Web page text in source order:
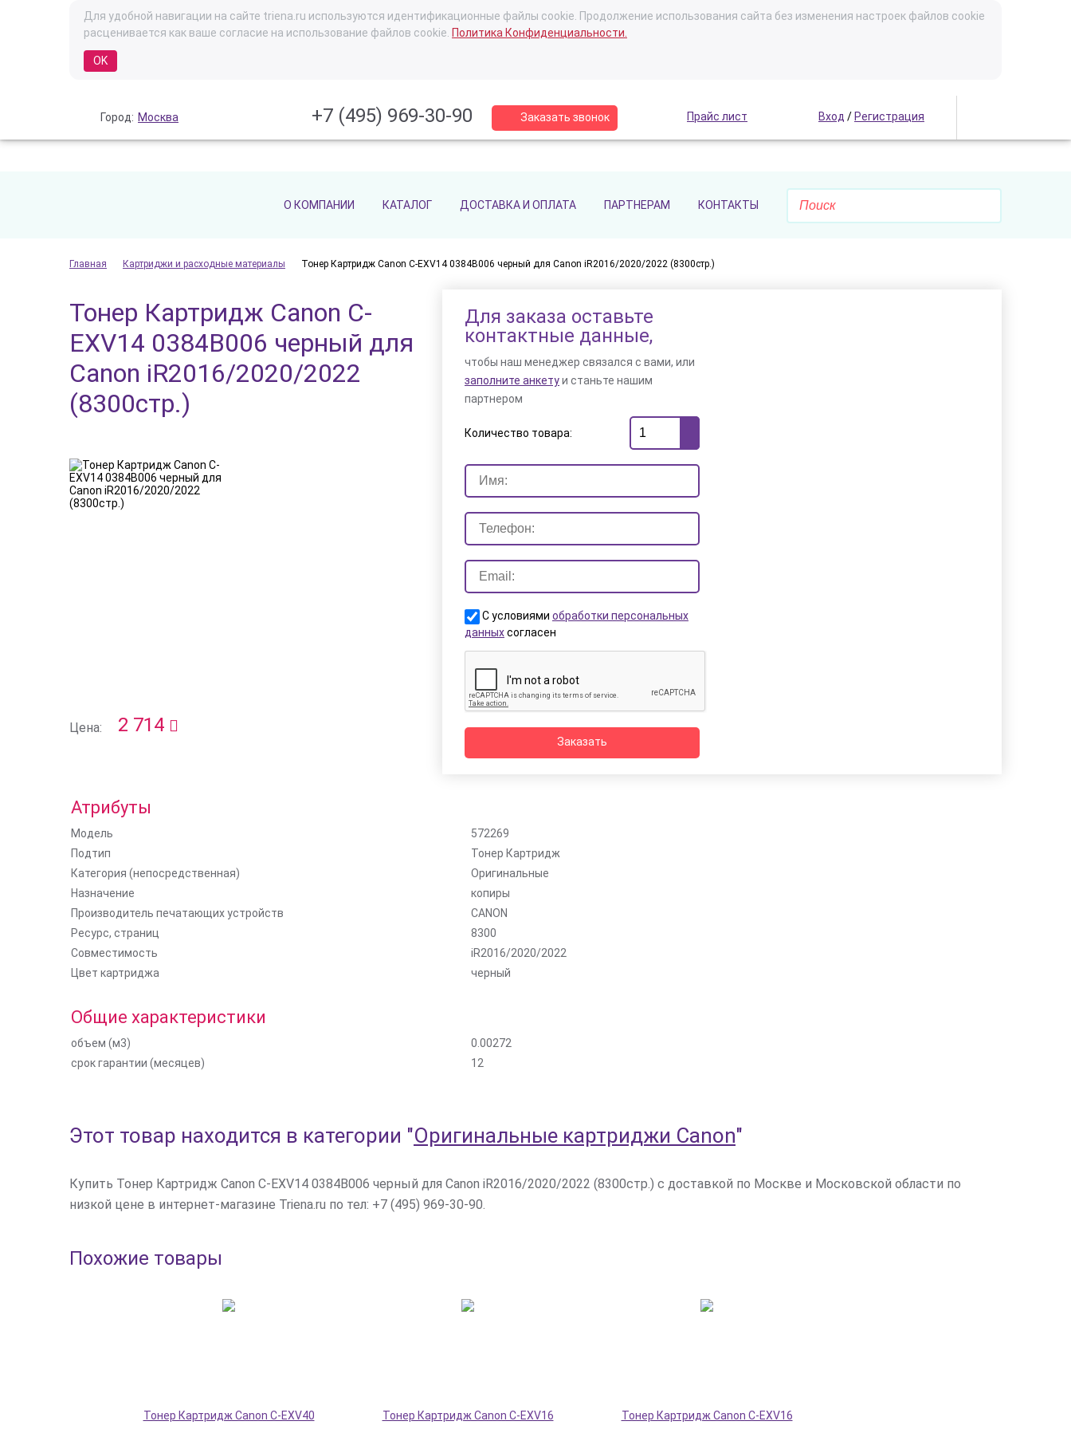
Для удобной навигации на сайте triena.ru используются идентификационные файлы cookie. Продолжение использования сайта без изменения настроек файлов cookie
расценивается как ваше согласие на использование файлов cookie. Политика Конфиденциальности.
OK
Город: Москва +7 (495) 969-30-90 Заказать звонок Прайс лист Вход / Регистрация
О КОМПАНИИ КАТАЛОГ ДОСТАВКА И ОПЛАТА ПАРТНЕРАМ КОНТАКТЫ
Главная Картриджи и расходные материалы Тонер Картридж Canon C-EXV14 0384B006 черный для Canon iR2016/2020/2022 (8300стр.)
Тонер Картридж Canon C-
EXV14 0384B006 черный для
Canon iR2016/2020/2022
(8300стр.)
Цена: 2 714
Для заказа оставьте
контактные данные,
чтобы наш менеджер связался с вами, или
заполните анкетуи станьте нашим
партнером
Количество товара:
С условиями обработки персональных
данныхсогласен
Заказать
Атрибуты
Модель
572269
Подтип
Тонер Картридж
Категория (непосредственная)
Оригинальные
Назначение
копиры
Производитель печатающих устройств
CANON
Ресурс, страниц
8300
Совместимость
iR2016/2020/2022
Цвет картриджа
черный
Общие характеристики
объем (м3)
0.00272
срок гарантии (месяцев)
12
Этот товар находится в категории "Оригинальные картриджи Canon"
Купить Тонер Картридж Canon C-EXV14 0384B006 черный для Canon iR2016/2020/2022 (8300стр.) с доставкой по Москве и Московской области по
низкой цене в интернет-магазине Triena.ru по тел: +7 (495) 969-30-90.
Похожие товары
Тонер Картридж Canon C-EXV40
Тонер Картридж Canon C-EXV16
Тонер Картридж Canon C-EXV16